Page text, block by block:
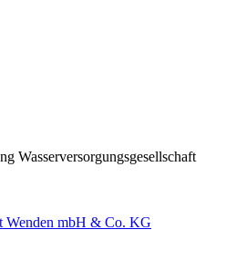
Wasserversorgungsgesellschaft
Wenden mbH & Co. KG